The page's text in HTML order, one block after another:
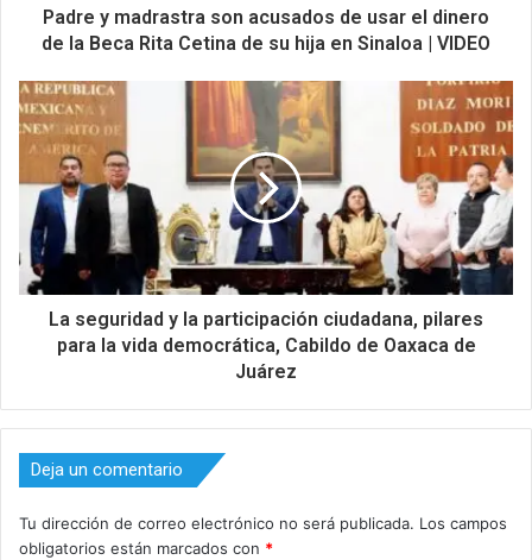
Padre y madrastra son acusados de usar el dinero
de la Beca Rita Cetina de su hija en Sinaloa | VIDEO
La seguridad y la participación ciudadana, pilares
para la vida democrática, Cabildo de Oaxaca de
Juárez
Deja un comentario
Tu dirección de correo electrónico no será publicada. Los campos
obligatorios están marcados con *